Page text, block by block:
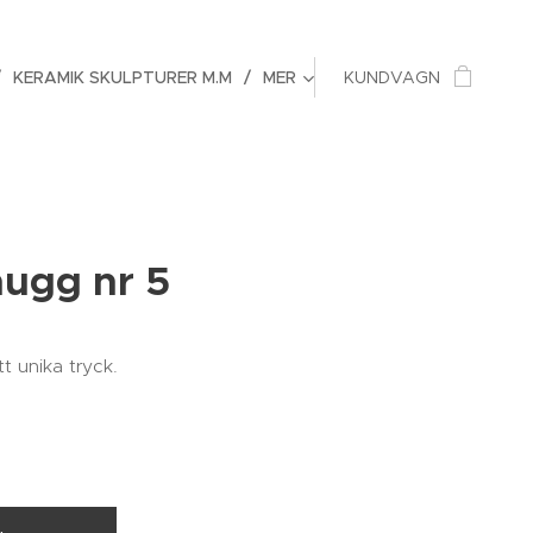
KERAMIK SKULPTURER M.M MER KUNDVAGN
nr 5
unika tryck.